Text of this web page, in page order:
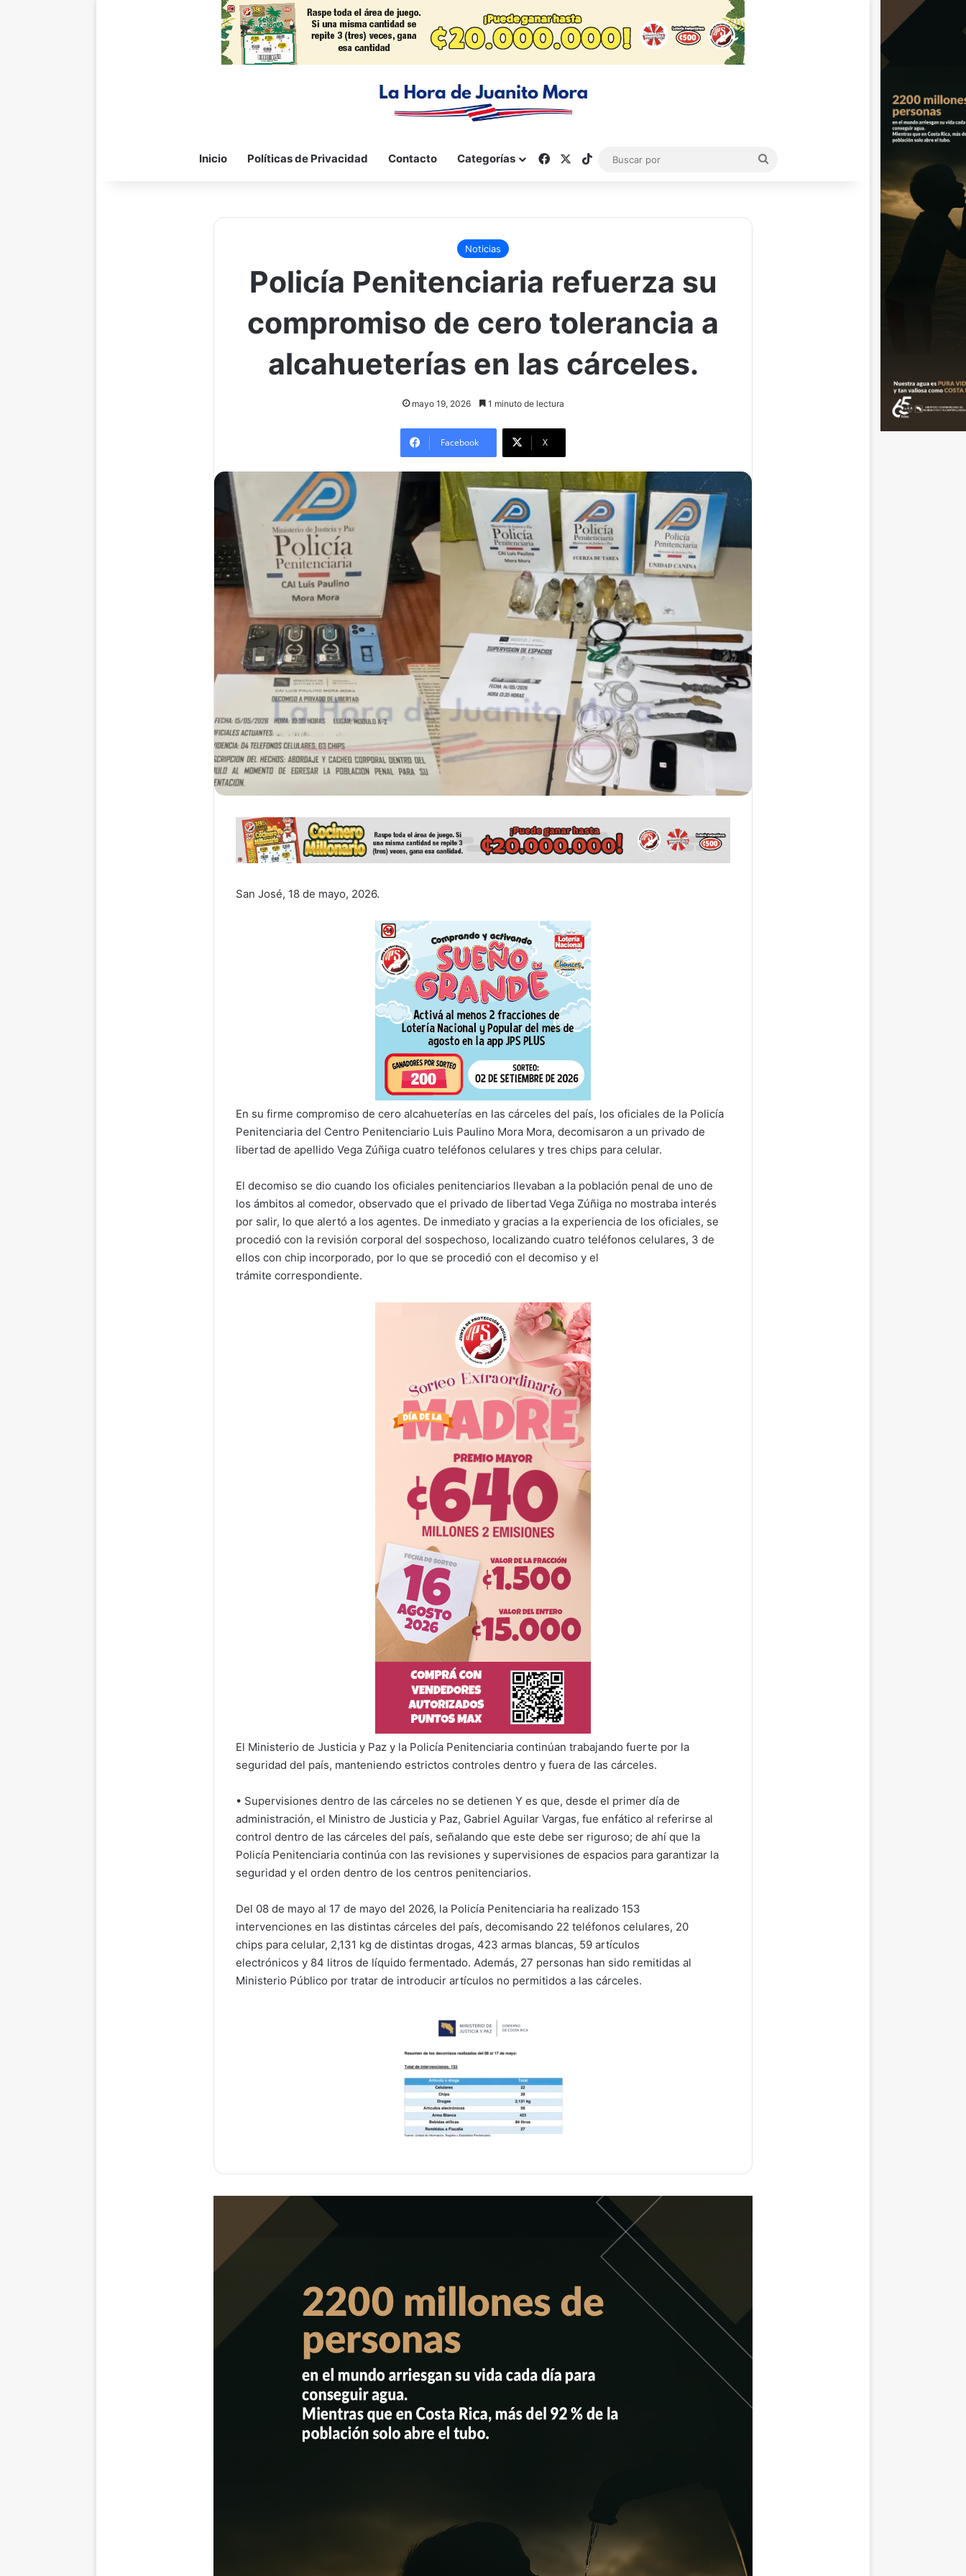
Inicio Políticas de Privacidad Contacto Categorías FacebookTikTok
Noticias
Policía Penitenciaria refuerza su
compromiso de cero tolerancia a
alcahueterías en las cárceles.
mayo 19, 2026 1 minuto de lectura
Facebook X
San José, 18 de mayo, 2026.
En su firme compromiso de cero alcahueterías en las cárceles del país, los oficiales de la Policía
Penitenciaria del Centro Penitenciario Luis Paulino Mora Mora, decomisaron a un privado de
libertad de apellido Vega Zúñiga cuatro teléfonos celulares y tres chips para celular.
El decomiso se dio cuando los oficiales penitenciarios llevaban a la población penal de uno de
los ámbitos al comedor, observado que el privado de libertad Vega Zúñiga no mostraba interés
por salir, lo que alertó a los agentes. De inmediato y gracias a la experiencia de los oficiales, se
procedió con la revisión corporal del sospechoso, localizando cuatro teléfonos celulares, 3 de
ellos con chip incorporado, por lo que se procedió con el decomiso y el
trámite correspondiente.
El Ministerio de Justicia y Paz y la Policía Penitenciaria continúan trabajando fuerte por la
seguridad del país, manteniendo estrictos controles dentro y fuera de las cárceles.
• Supervisiones dentro de las cárceles no se detienen Y es que, desde el primer día de
administración, el Ministro de Justicia y Paz, Gabriel Aguilar Vargas, fue enfático al referirse al
control dentro de las cárceles del país, señalando que este debe ser riguroso; de ahí que la
Policía Penitenciaria continúa con las revisiones y supervisiones de espacios para garantizar la
seguridad y el orden dentro de los centros penitenciarios.
Del 08 de mayo al 17 de mayo del 2026, la Policía Penitenciaria ha realizado 153
intervenciones en las distintas cárceles del país, decomisando 22 teléfonos celulares, 20
chips para celular, 2,131 kg de distintas drogas, 423 armas blancas, 59 artículos
electrónicos y 84 litros de líquido fermentado. Además, 27 personas han sido remitidas al
Ministerio Público por tratar de introducir artículos no permitidos a las cárceles.